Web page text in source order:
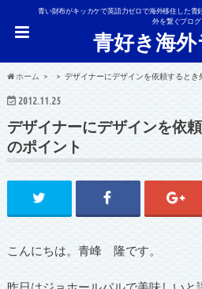
青い財布がキッカケで英語力ゼロで海外移住した青
外を繋ぐブログ
青好き海外
ホーム デザイナーにデザインを依頼するとき
2012.11.25
デザイナーにデザインを依
のポイント
こんにちは。青峰 隆です。